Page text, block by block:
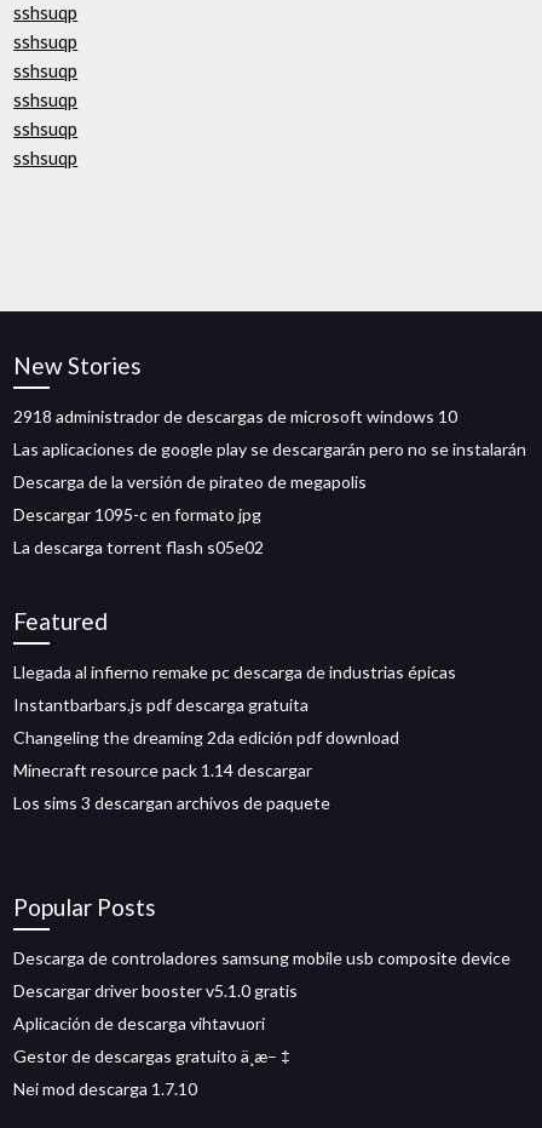
sshsuqp
sshsuqp
sshsuqp
sshsuqp
sshsuqp
sshsuqp
New Stories
2918 administrador de descargas de microsoft windows 10
Las aplicaciones de google play se descargarán pero no se instalarán
Descarga de la versión de pirateo de megapolis
Descargar 1095-c en formato jpg
La descarga torrent flash s05e02
Featured
Llegada al infierno remake pc descarga de industrias épicas
Instantbarbars.js pdf descarga gratuita
Changeling the dreaming 2da edición pdf download
Minecraft resource pack 1.14 descargar
Los sims 3 descargan archivos de paquete
Popular Posts
Descarga de controladores samsung mobile usb composite device
Descargar driver booster v5.1.0 gratis
Aplicación de descarga vihtavuori
Gestor de descargas gratuito ä¸æ– ‡
Nei mod descarga 1.7.10